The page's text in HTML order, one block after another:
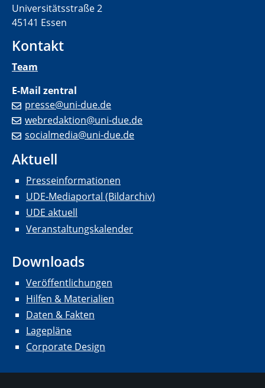
Universitätsstraße 2
45141 Essen
Kontakt
Team
E-Mail zentral
presse@uni-due.de
webredaktion@uni-due.de
socialmedia@uni-due.de
Aktuell
Presseinformationen
UDE-Mediaportal (Bildarchiv)
UDE aktuell
Veranstaltungskalender
Downloads
Veröffentlichungen
Hilfen & Materialien
Daten & Fakten
Lagepläne
Corporate Design